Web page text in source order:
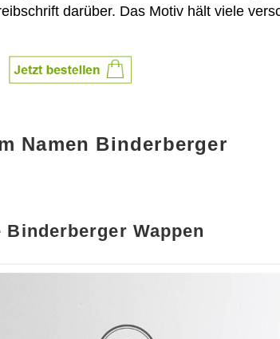
darüber. Das Motiv hält viele
Namen Binderberger
Binderberger Wappen